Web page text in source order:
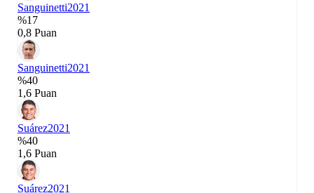
Sanguinetti2021
%17
0,8 Puan
Sanguinetti2021
%40
1,6 Puan
Suárez2021
%40
1,6 Puan
Suárez2021